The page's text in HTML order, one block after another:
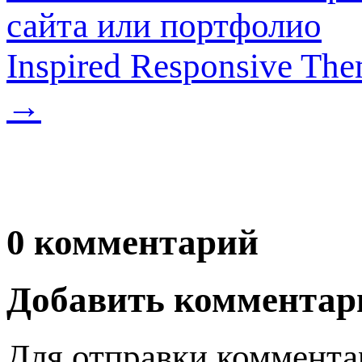
сайта или портфолио
Inspired Responsive
→
0 комментарий
Добавить